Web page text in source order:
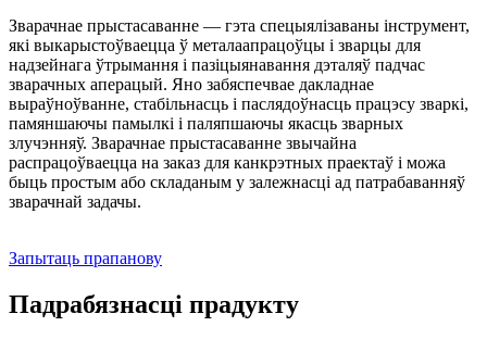
Зварачнае прыстасаванне — гэта спецыялізаваны інструмент,
які выкарыстоўваецца ў металаапрацоўцы і зварцы для
надзейнага ўтрымання і пазіцыянавання дэталяў падчас
зварачных аперацый. Яно забяспечвае дакладнае
выраўноўванне, стабільнасць і паслядоўнасць працэсу зваркі,
памяншаючы памылкі і паляпшаючы якасць зварных
злучэнняў. Зварачнае прыстасаванне звычайна
распрацоўваецца на заказ для канкрэтных праектаў і можа
быць простым або складаным у залежнасці ад патрабаванняў
зварачнай задачы.
Запытаць прапанову
Падрабязнасці прадукту